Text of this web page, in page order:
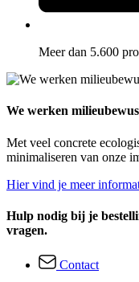
Meer dan 5.600
We werken
Met veel concrete
minimaliseren van onze
Hier vind je meer
Hulp nodig bij je
vragen.
Contact